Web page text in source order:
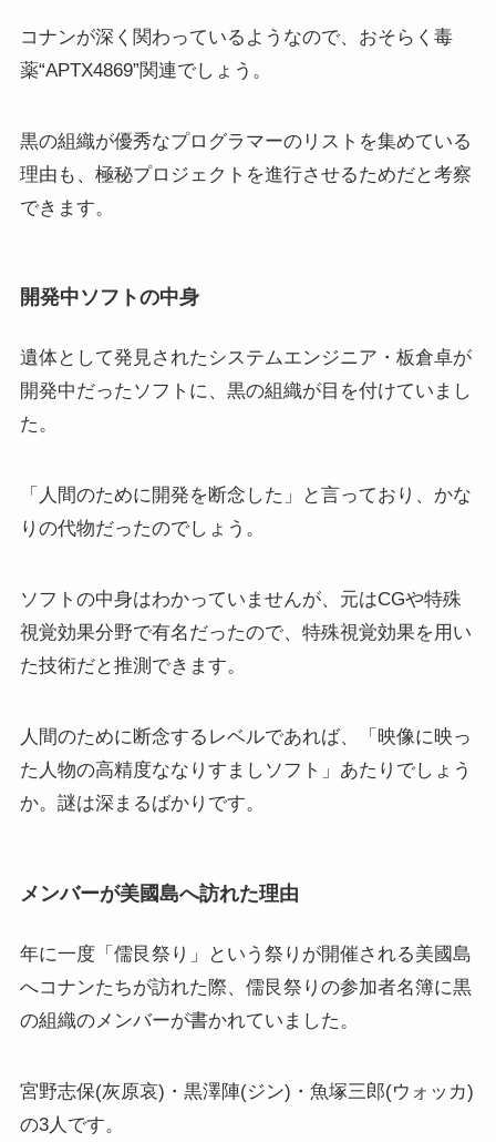
コナンが深く関わっているようなので、おそらく毒
薬“APTX4869”関連でしょう。
黒の組織が優秀なプログラマーのリストを集めている
理由も、極秘プロジェクトを進行させるためだと考察
できます。
開発中ソフトの中身
遺体として発見されたシステムエンジニア・板倉卓が
開発中だったソフトに、黒の組織が目を付けていまし
た。
「人間のために開発を断念した」と言っており、かな
りの代物だったのでしょう。
ソフトの中身はわかっていませんが、元はCGや特殊
視覚効果分野で有名だったので、特殊視覚効果を用い
た技術だと推測できます。
人間のために断念するレベルであれば、「映像に映っ
た人物の高精度ななりすましソフト」あたりでしょう
か。謎は深まるばかりです。
メンバーが美國島へ訪れた理由
年に一度「儒艮祭り」という祭りが開催される美國島
へコナンたちが訪れた際、儒艮祭りの参加者名簿に黒
の組織のメンバーが書かれていました。
宮野志保(灰原哀)・黒澤陣(ジン)・魚塚三郎(ウォッカ)
の3人です。